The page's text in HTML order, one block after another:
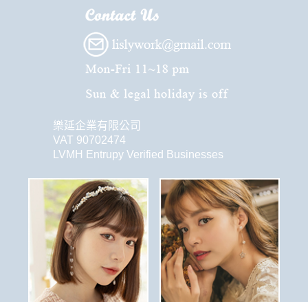
樂延企業有限公司
VAT 90702474
LVMH Entrupy Verified Businesses